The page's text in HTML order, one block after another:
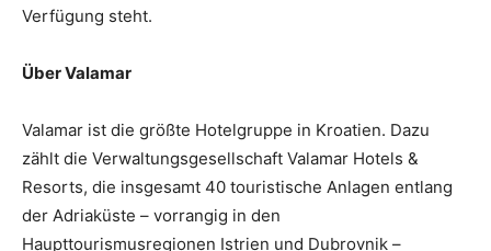
Verfügung steht.
Über Valamar
Valamar ist die größte Hotelgruppe in Kroatien. Dazu
zählt die Verwaltungsgesellschaft Valamar Hotels &
Resorts, die insgesamt 40 touristische Anlagen entlang
der Adriaküste – vorrangig in den
Haupttourismusregionen Istrien und Dubrovnik –